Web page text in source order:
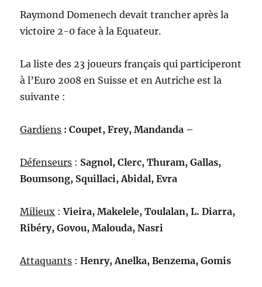
Raymond Domenech devait trancher après la
victoire 2-0 face à la Equateur.
La liste des 23 joueurs français qui participeront
à l’Euro 2008 en Suisse et en Autriche est la
suivante :
Gardiens : Coupet, Frey, Mandanda –
Défenseurs : Sagnol, Clerc, Thuram, Gallas,
Boumsong, Squillaci, Abidal, Evra
Milieux :Vieira, Makelele, Toulalan, L. Diarra,
Ribéry, Govou, Malouda, Nasri
Attaquants :Henry, Anelka, Benzema, Gomis